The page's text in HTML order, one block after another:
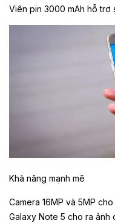
Viên pin 3000 mAh hỗ trợ
Khả năng mạnh mẽ
Camera 16MP và 5MP
Galaxy Note 5 cho ra ảnh